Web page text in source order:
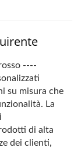
----
su misura che
La
di alta
dei clienti,